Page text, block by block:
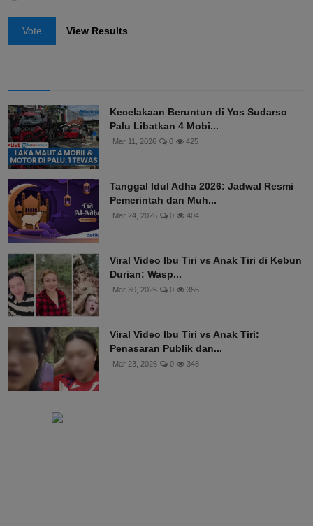
Vote View Results
Kecelakaan Beruntun di Yos Sudarso
Palu Libatkan 4 Mobi...
Mar 11, 2026 0 425
Tanggal Idul Adha 2026: Jadwal Resmi
Pemerintah dan Muh...
Mar 24, 2026 0 404
Viral Video Ibu Tiri vs Anak Tiri di Kebun
Durian: Wasp...
Mar 30, 2026 0 356
Viral Video Ibu Tiri vs Anak Tiri:
Penasaran Publik dan...
Mar 23, 2026 0 348